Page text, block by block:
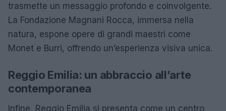
trasmette un messaggio profondo e coinvolgente.
La Fondazione Magnani Rocca, immersa nella
natura, espone opere di grandi maestri come
Monet e Burri, offrendo un’esperienza visiva unica.
Reggio Emilia: un abbraccio all’arte
contemporanea
Infine, Reggio Emilia si presenta come un centro